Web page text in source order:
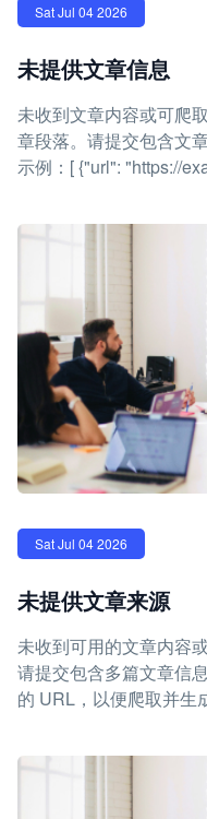
Sat Jul 04 2026
未提供文章信息
未收到文章内容或可爬
章段落。请提交包含文
示例：[ {"url": "https://
Sat Jul 04 2026
未提供文章来源
未收到可用的文章内容
请提交包含多篇文章信
的 URL，以便爬取并生